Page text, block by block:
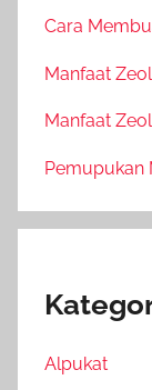
Cara
Manfaat
Manfaat
Pemupukan
Alpukat